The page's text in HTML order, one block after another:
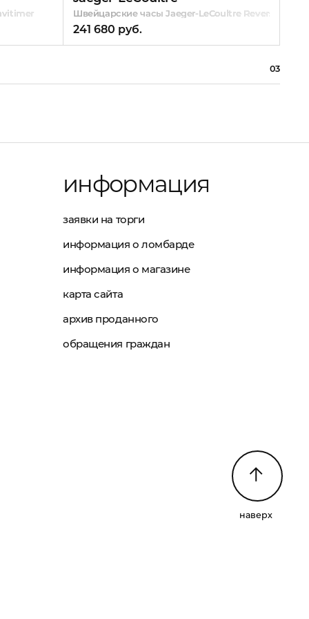
Швейцарские часы Jaeger-LeCoultre Reverso
241 680 руб.
03
информация
заявки на торги
информация о ломбарде
информация о магазине
карта сайта
архив проданного
обращения граждан
наверх